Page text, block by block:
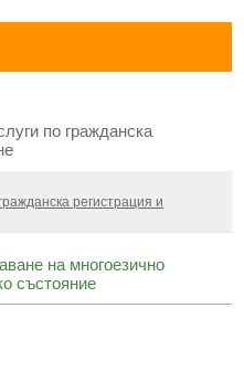
по гражданска
регистрация и
на многоезично
състояние
2023-2027 г.